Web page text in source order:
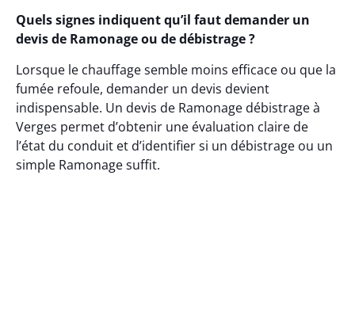
Quels signes indiquent qu’il faut demander un
devis de Ramonage ou de débistrage ?
Lorsque le chauffage semble moins efficace ou que la
fumée refoule, demander un devis devient
indispensable. Un devis de Ramonage débistrage à
Verges permet d’obtenir une évaluation claire de
l’état du conduit et d’identifier si un débistrage ou un
simple Ramonage suffit.